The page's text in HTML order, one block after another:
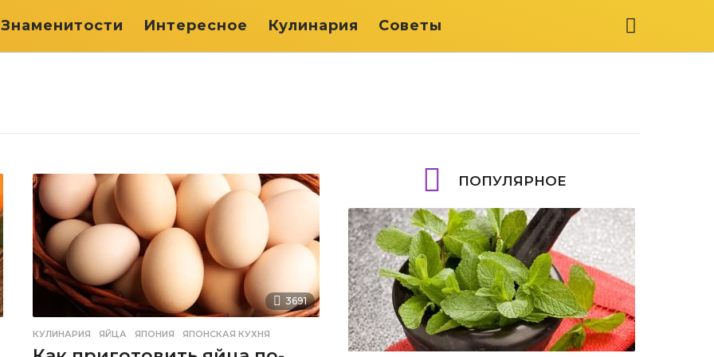
Знаменитости Интересное Кулинария Советы
3691
КУЛИНАРИЯ ЯЙЦА ,ЯПОНИЯ ,ЯПОНСКАЯ КУХНЯ
ПОПУЛЯРНОЕ